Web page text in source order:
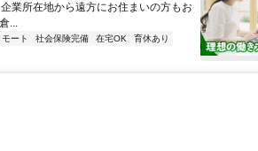
業所在地から遠方にお住まいの方もお
...
ート 社会保険完備 在宅OK
育休あり